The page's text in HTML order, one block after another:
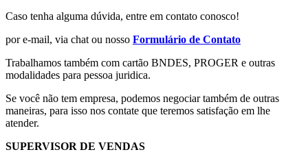
Caso tenha alguma dúvida, entre em contato conosco!
por e-mail, via chat ou nosso Formulário de Contato
Trabalhamos também com cartão BNDES, PROGER e outras
modalidades para pessoa juridica.
Se você não tem empresa, podemos negociar também de outras
maneiras, para isso nos contate que teremos satisfação em lhe
atender.
SUPERVISOR DE VENDAS